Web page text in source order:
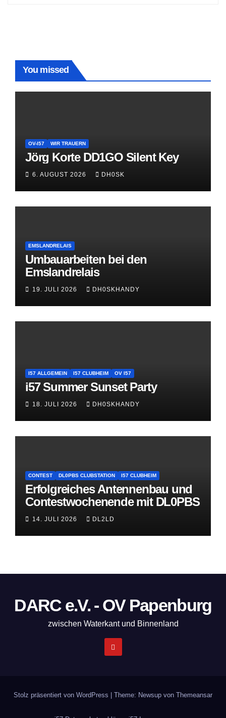
You missed
OV-I57 WIR TRAUERN
Jörg Korte DD1GO Silent Key
6. AUGUST 2026 DH0SK
EMSLANDRELAIS
Umbauarbeiten bei den
Emslandrelais
19. JULI 2026 DH0SKHANDY
I57 ALLGEMEIN I57 CLUBHEIM OV I57
i57 Summer Sunset Party
18. JULI 2026 DH0SKHANDY
CONTEST DL0PBS CLUBSTATION I57 CLUBHEIM
Erfolgreiches Antennenbau und
Contestwochenende mit DL0PBS
14. JULI 2026 DL2LD
DARC e.V. - OV Papenburg
zwischen Waterkant und Binnenland
Stolz präsentiert von WordPress | Theme: Newsup von Themeansar